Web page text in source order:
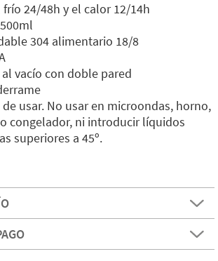
24/48h y el calor 12/14h
304 alimentario 18/8
vacío con doble pared
de usar. No usar en microondas, horno,
congelador, ni introducir líquidos
superiores a 45º.